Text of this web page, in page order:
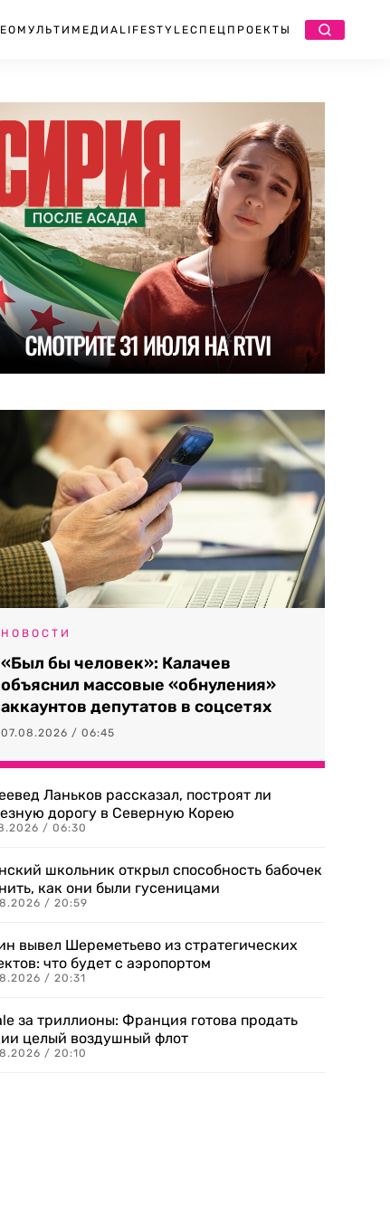
МУЛЬТИМЕДИА LIFESTYLEСПЕЦПРОЕКТЫ
НОВОСТИ
«Был бы человек»: Калачев
объяснил массовые «обнуления»
аккаунтов депутатов в соцсетях
07.08.2026 / 06:45
Ланьков рассказал, построят ли
дорогу в Северную Корею
/ 06:30
школьник открыл способность бабочек
как они были гусеницами
/ 20:59
вывел Шереметьево из стратегических
что будет с аэропортом
/ 20:31
за триллионы: Франция готова продать
целый воздушный флот
/ 20:10